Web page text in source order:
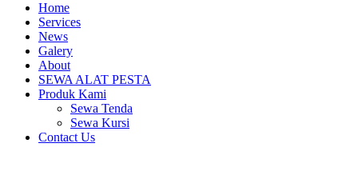
Home
Services
News
Galery
About
SEWA ALAT PESTA
Produk Kami
Sewa Tenda
Sewa Kursi
Contact Us